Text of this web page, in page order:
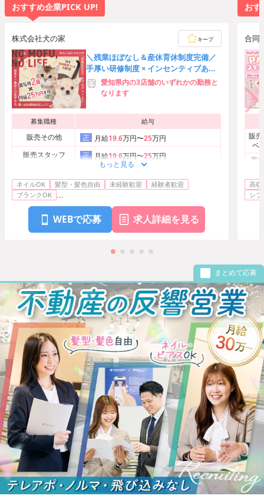
おすすめ企業PICK UP!
株式会社犬の家 キープ
＼残業ほぼなし＆産休育休制度完備／
手厚い研修制度 × インセンティブあ
り！マイカー通勤可能♪
愛知県内の3店舗のいずれかの勤務と
なります
募集職種 給与
販売その他 正 月給19.6万円〜25万円
販売スタッフ
正 月給19.6万円〜25万円
もっと見る
ネイルOK 髪型・髪色自由 未経験歓迎
経験者歓迎
ブランクOK ...
WEBで応募 求人詳細を見る
おす
合同
販
ベ
案
シ
高
シ
まとめて応募